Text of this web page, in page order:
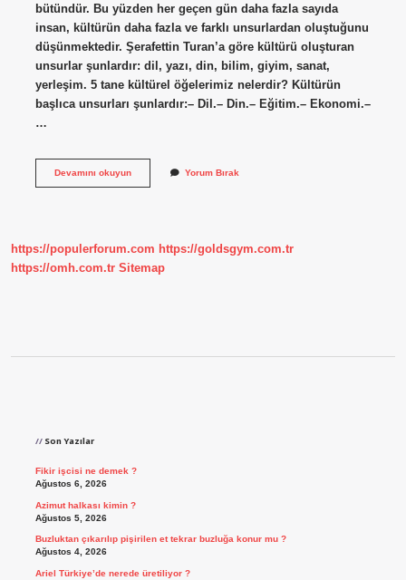
bütündür. Bu yüzden her geçen gün daha fazla sayıda
insan, kültürün daha fazla ve farklı unsurlardan oluştuğunu
düşünmektedir. Şerafettin Turan’a göre kültürü oluşturan
unsurlar şunlardır: dil, yazı, din, bilim, giyim, sanat,
yerleşim. 5 tane kültürel öğelerimiz nelerdir? Kültürün
başlıca unsurları şunlardır:– Dil.– Din.– Eğitim.– Ekonomi.–
…
Devamını okuyunKültürün
Yorum Bırak
https://populerforum.com https://goldsgym.com.tr
https://omh.com.tr Sitemap
Son Yazılar
Fikir işcisi ne demek ?
Ağustos 6, 2026
Azimut halkası kimin ?
Ağustos 5, 2026
Buzluktan çıkarılıp pişirilen et tekrar buzluğa konur mu ?
Ağustos 4, 2026
Ariel Türkiye’de nerede üretiliyor ?